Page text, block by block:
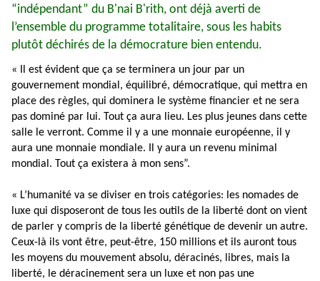
“indépendant” du B'nai B'rith, ont déjà averti de
l’ensemble du programme totalitaire, sous les habits
plutôt déchirés de la démocrature bien entendu.
« Il est évident que ça se terminera un jour par un
gouvernement mondial, équilibré, démocratique, qui mettra en
place des règles, qui dominera le système financier et ne sera
pas dominé par lui. Tout ça aura lieu. Les plus jeunes dans cette
salle le verront. Comme il y a une monnaie européenne, il y
aura une monnaie mondiale. Il y aura un revenu minimal
mondial. Tout ça existera à mon sens”.
« L’humanité va se diviser en trois catégories: les nomades de
luxe qui disposeront de tous les outils de la liberté dont on vient
de parler y compris de la liberté génétique de devenir un autre.
Ceux-là ils vont être, peut-être, 150 millions et ils auront tous
les moyens du mouvement absolu, déracinés, libres, mais la
liberté, le déracinement sera un luxe et non pas une